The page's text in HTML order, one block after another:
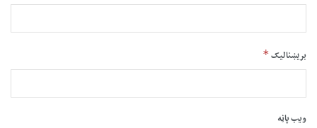
بریښنالیک*
ویب پاڼه